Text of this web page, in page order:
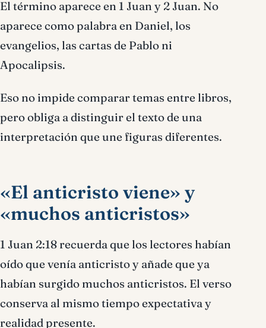
El término aparece en 1 Juan y 2 Juan. No
aparece como palabra en Daniel, los
evangelios, las cartas de Pablo ni
Apocalipsis.
Eso no impide comparar temas entre libros,
pero obliga a distinguir el texto de una
interpretación que une figuras diferentes.
«El anticristo viene» y
«muchos anticristos»
1 Juan 2:18 recuerda que los lectores habían
oído que venía anticristo y añade que ya
habían surgido muchos anticristos. El verso
conserva al mismo tiempo expectativa y
realidad presente.